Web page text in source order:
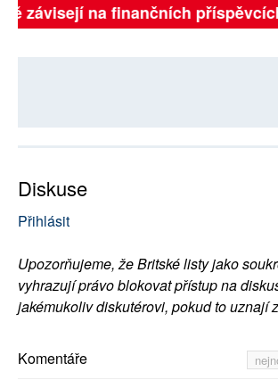
závisejí na finančních
Diskuse
Přihlásit
Upozorňujeme, že Britské listy jako
vyhrazují právo blokovat přístup na
jakémukoliv diskutérovi, pokud to uznají
Komentáře